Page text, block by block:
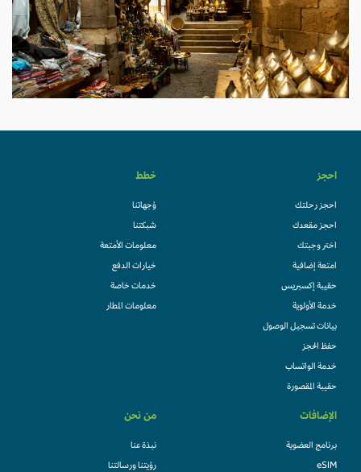
احجز
احجز رحلتك
احجز مقعدك
اختر وجبتك
امتعة إضافية
حقيبة إكسبريس
خدمة الأولوية
بيانات تسجيل الوصول
حفظ الحجز
خدمة الواتساب
حقيبة المقصورة
خطط
وُجهاتنا
شبكتنا
معلومات الأمتعة
خيارات الدفع
خدمات خاصة
معلومات المطار
الإضافات
برنامج العضوية
eSIM
من نحن
نبذة عنا
رؤيتنا ورسالتنا